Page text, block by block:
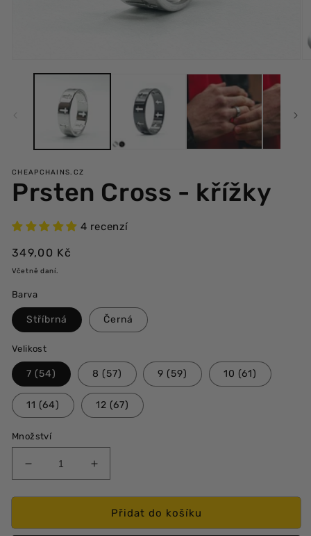
multimédia
okně
CHEAPCHAINS.CZ
Prsten Cross - křížky
4 recenzí
Běžná
cena
349,00 Kč
Včetně daní.
Barva
Stříbrná Černá
Velikost
7 (54) 8 (57) 9 (59) 10 (61)
11 (64) 12 (67)
Množství
množství
produktu
Cross
Zvýšit
množství
produktu
Prsten
Cross
Přidat do košíku